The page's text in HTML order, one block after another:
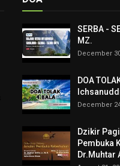
SERBA -
MZ.
December
DOA
December
Dzikir
Pembuka
Dr.Muhtar